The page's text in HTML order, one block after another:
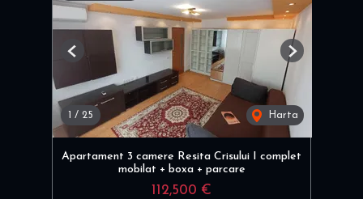
/ 25 Harta
Previous Next
Apartament 3 camere Resita Crisului I complet
mobilat + boxa + parcare
112,500 €